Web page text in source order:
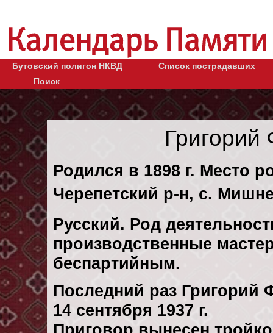
Бутовский полигон НКВД
Список пострадавших
Поиск
Родился в 1898 г. Место
Черепетский р-н, с.
Русский. Род
производственные
беспартийным.
Последний раз Григорий
14 сентября 1937 г.